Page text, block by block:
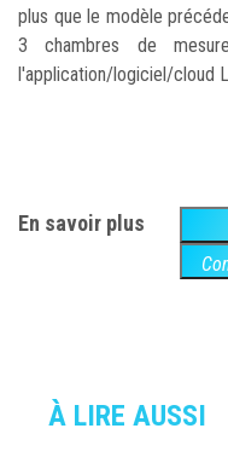
plus que le modèle
3 chambres de
l'application/logiciel/cloud
En savoir plus
À LIRE AUSSI